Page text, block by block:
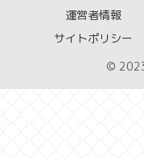
運営者情報
サイトポリシー
©